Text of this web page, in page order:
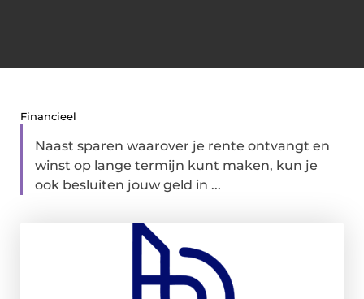
Financieel
Naast sparen waarover je rente ontvangt en
winst op lange termijn kunt maken, kun je
ook besluiten jouw geld in ...